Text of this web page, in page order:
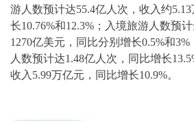
游人数预计达55.4亿人次，收入约
长10.76%和12.3%；入境旅游人数预
1270亿美元，同比分别增长0.5%和
人数预计达1.48亿人次，同比增长
收入5.99万亿元，同比增长10.9%。